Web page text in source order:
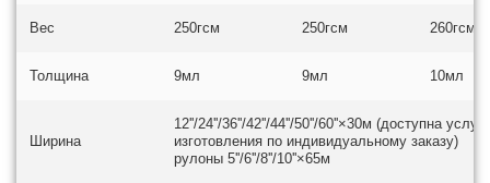
Вес 250гсм 250гсм 260гсм
Толщина 9мл 9мл 10мл
Ширина
12''/24''/36''/42''/44''/50''/60''×30м (доступна услуга
изготовления по индивидуальному заказу)
рулоны 5''/6''/8''/10''×65м